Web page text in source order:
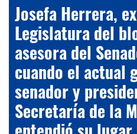
Josefa Herrera,
Legislatura del
asesora del
cuando el actual
senador y
Secretaría de la